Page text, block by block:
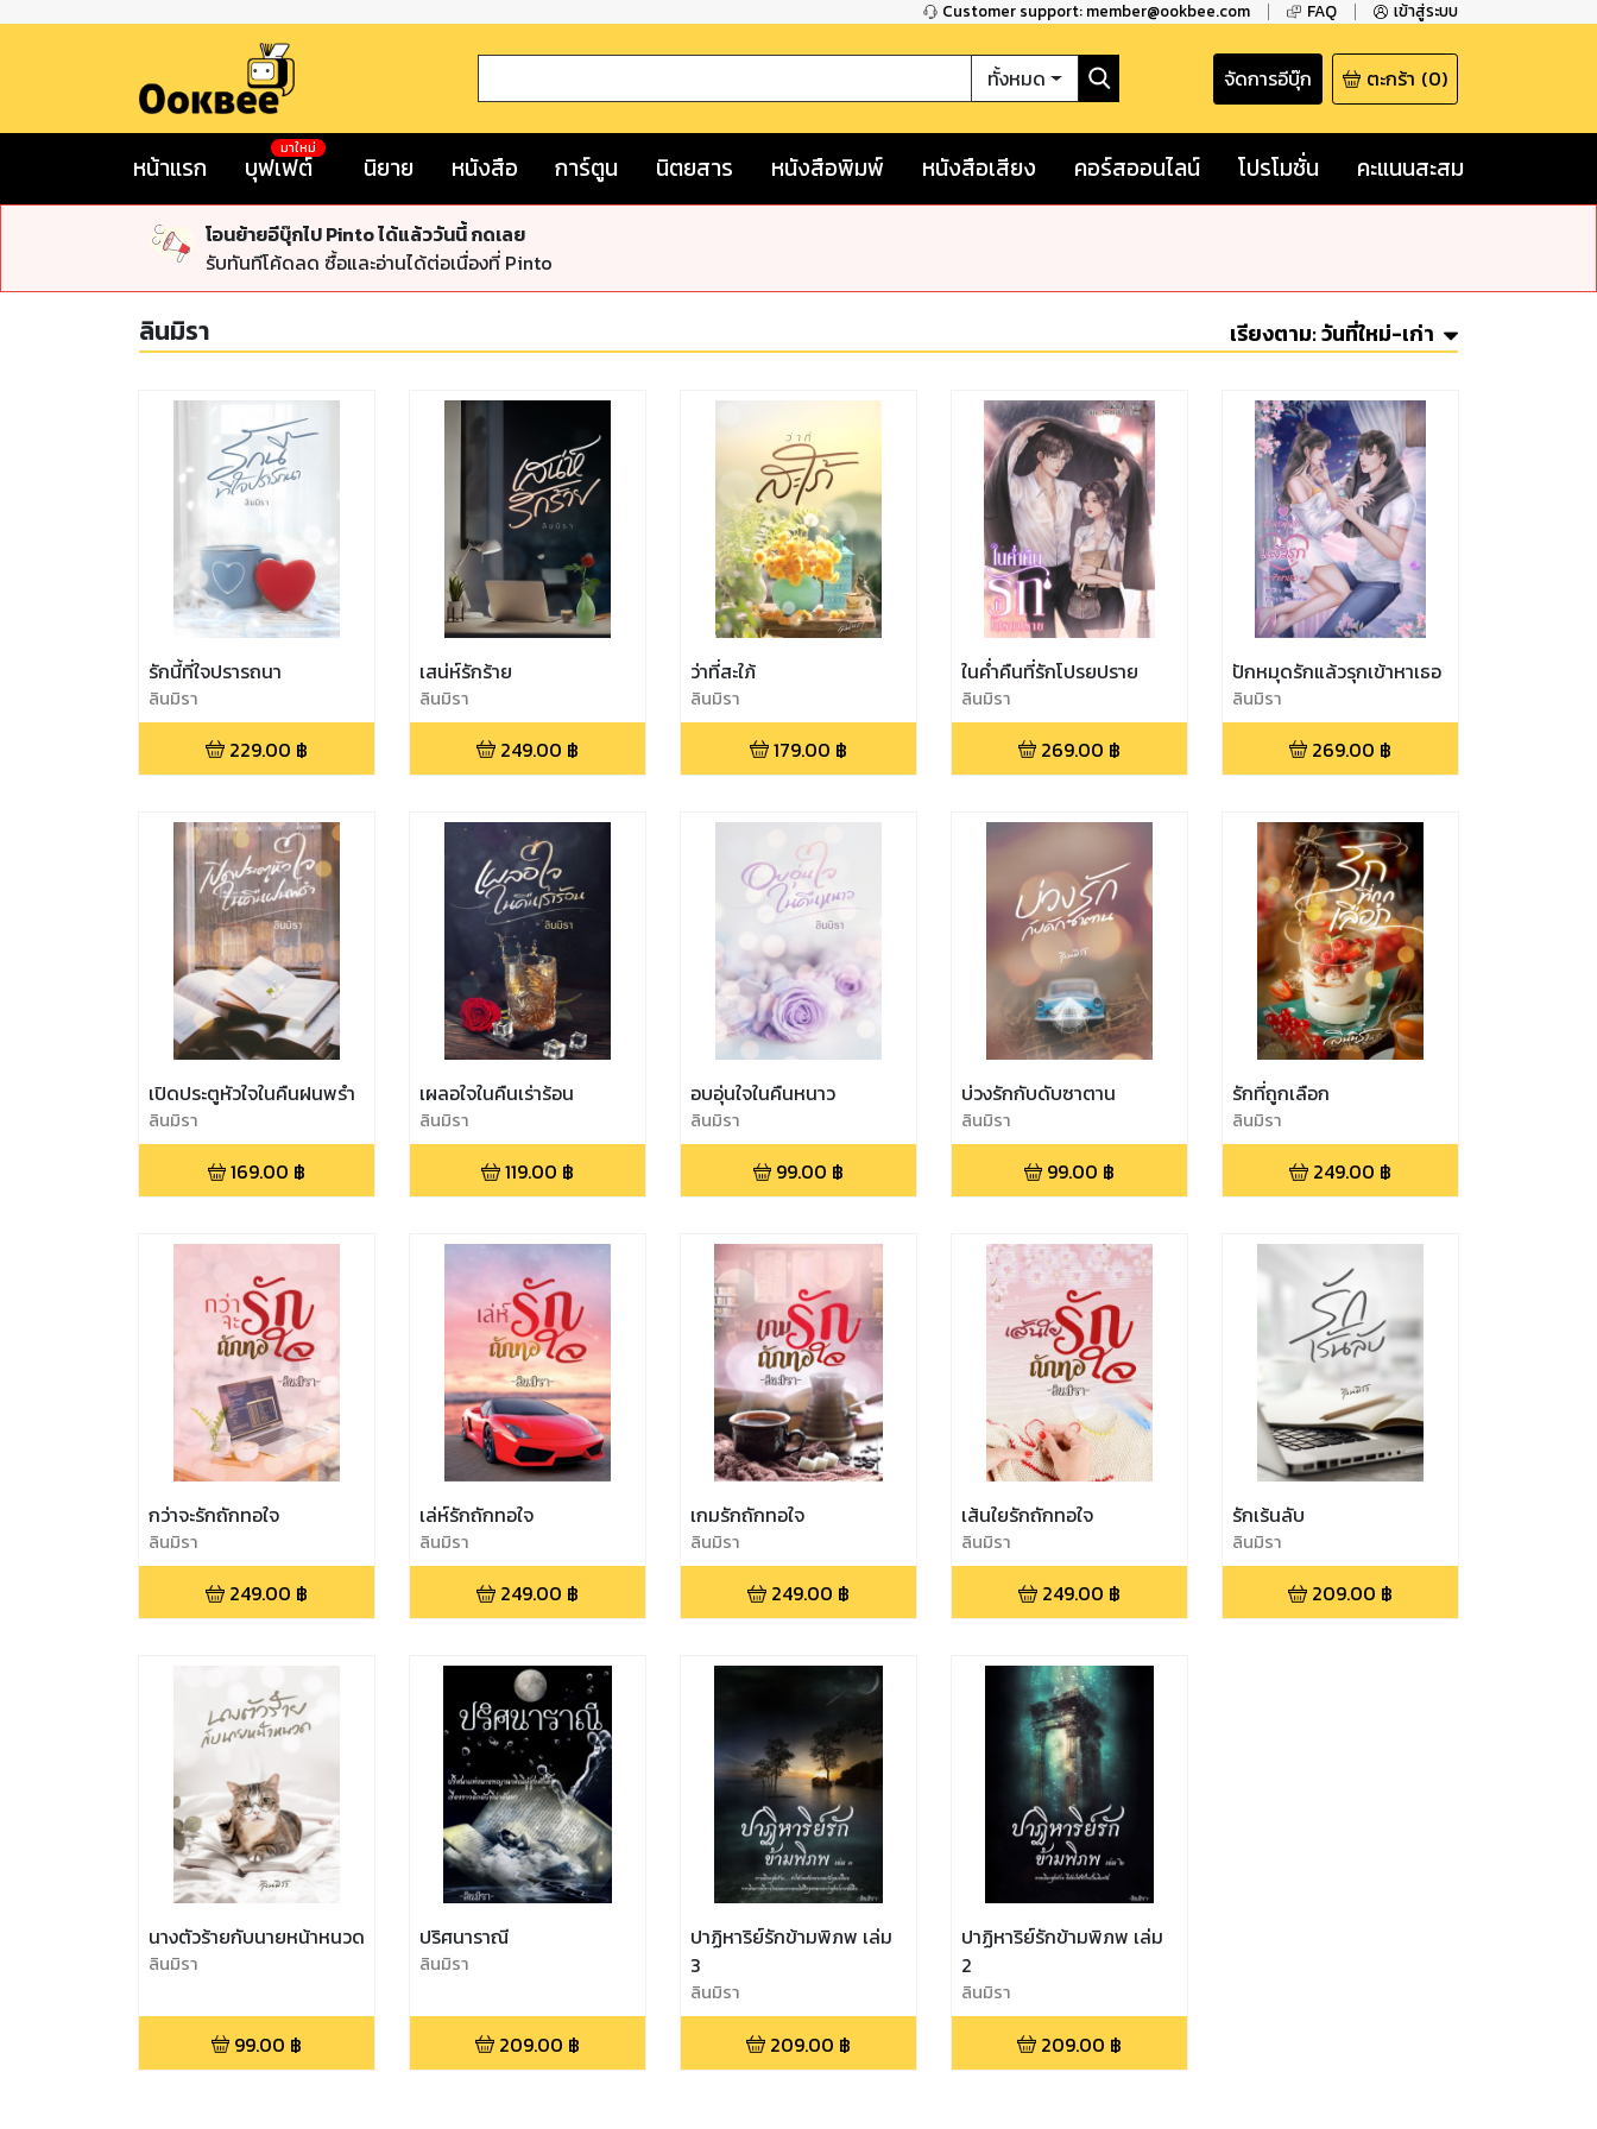
Customer support: member@ookbee.com FAQ เข้าสู่ระบบ
ทั้งหมด จัดการอีบุ๊ก ตะกร้า (0)
หน้าแรก บุฟเฟต์
มาใหม่
นิยาย หนังสือ การ์ตูน นิตยสาร หนังสือพิมพ์ หนังสือเสียง คอร์สออนไลน์ โปรโมชั่น คะแนนสะสม
โอนย้ายอีบุ๊กไป Pinto ได้แล้ววันนี้ กดเลย
รับทันทีโค้ดลด ซื้อและอ่านได้ต่อเนื่องที่ Pinto
ลินมิรา เรียงตาม:วันที่ใหม่-เก่า
รักนี้ที่ใจปรารถนา
ลินมิรา
229.00 ฿
เสน่ห์รักร้าย
ลินมิรา
249.00 ฿
ว่าที่สะใภ้
ลินมิรา
179.00 ฿
ในค่ำคืนที่รักโปรยปราย
ลินมิรา
269.00 ฿
ปักหมุดรักแล้วรุกเข้าหาเธอ
ลินมิรา
269.00 ฿
เปิดประตูหัวใจในคืนฝนพรำ
ลินมิรา
169.00 ฿
เผลอใจในคืนเร่าร้อน
ลินมิรา
119.00 ฿
อบอุ่นใจในคืนหนาว
ลินมิรา
99.00 ฿
บ่วงรักกับดับซาตาน
ลินมิรา
99.00 ฿
รักที่ถูกเลือก
ลินมิรา
249.00 ฿
กว่าจะรักถักทอใจ
ลินมิรา
249.00 ฿
เล่ห์รักถักทอใจ
ลินมิรา
249.00 ฿
เกมรักถักทอใจ
ลินมิรา
249.00 ฿
เส้นใยรักถักทอใจ
ลินมิรา
249.00 ฿
รักเร้นลับ
ลินมิรา
209.00 ฿
นางตัวร้ายกับนายหน้าหนวด
ลินมิรา
99.00 ฿
ปริศนาราณี
ลินมิรา
209.00 ฿
ปาฏิหาริย์รักข้ามพิภพ เล่ม
3
ลินมิรา
209.00 ฿
ปาฏิหาริย์รักข้ามพิภพ เล่ม
2
ลินมิรา
209.00 ฿